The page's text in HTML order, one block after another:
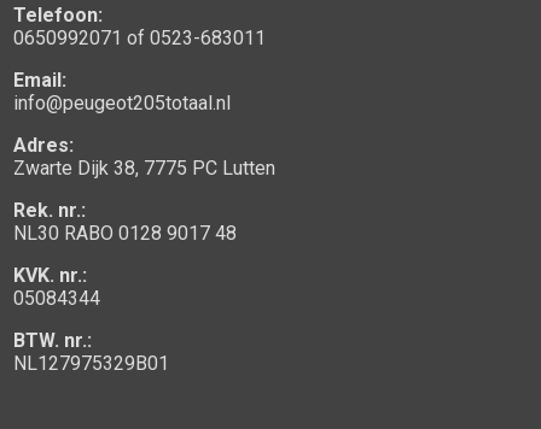
Telefoon:
0650992071 of0523-683011
Email:
info@peugeot205totaal.nl
Adres:
Zwarte Dijk 38, 7775 PC Lutten
Rek. nr.:
NL30 RABO 0128 9017 48
KVK. nr.:
05084344
BTW. nr.:
NL127975329B01